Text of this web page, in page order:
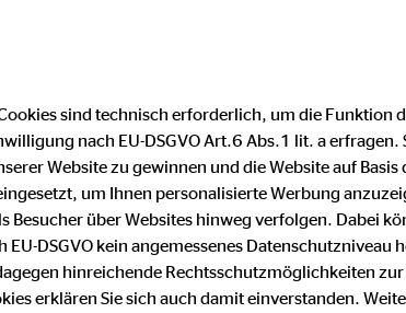
Datenschutz
sind technisch erforderlich, um die Funktion
nach EU-DSGVO Art.6 Abs.1 lit. a
Website zu gewinnen und die Website auf
um Ihnen personalisierte Werbung
Besucher über Websites hinweg verfolgen. Dabei
DSGVO kein angemessenes
hinreichende Rechtsschutzmöglichkeiten
erklären Sie sich auch damit einverstanden.